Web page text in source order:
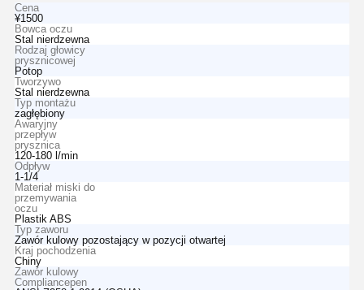
Cena
¥1500
Bowca oczu
Stal nierdzewna
Rodzaj głowicy
prysznicowej
Potop
Tworzywo
Stal nierdzewna
Typ montażu
zagłębiony
Awaryjny
przepływ
prysznica
120-180 l/min
Odpływ
1-1/4
Materiał miski do
przemywania
oczu
Plastik ABS
Typ zaworu
Zawór kulowy pozostający w pozycji otwartej
Kraj pochodzenia
Chiny
Zawór kulowy
Compliancepen